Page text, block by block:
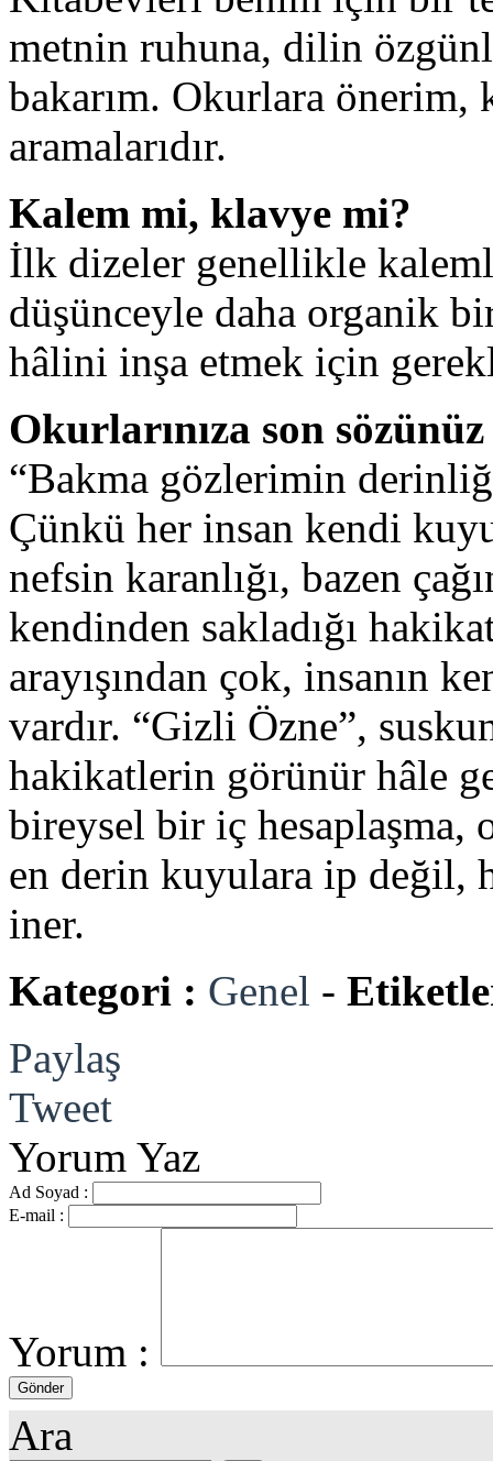
metnin ruhuna, dilin
bakarım. Okurlara
aramalarıdır.
Kalem mi, klavye mi?
İlk dizeler genellikle
düşünceyle daha organik
hâlini inşa etmek için
Okurlarınıza son
“Bakma gözlerimin
Çünkü her insan kendi
nefsin karanlığı, bazen
kendinden sakladığı
arayışından çok, insanın
vardır. “Gizli Özne”,
hakikatlerin görünür hâle
bireysel bir iç
en derin kuyulara ip değil,
iner.
Kategori : Genel -
Paylaş
Tweet
Yorum Yaz
Ad Soyad :
E-mail :
Yorum :
Ara